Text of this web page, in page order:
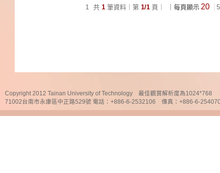
1 共 1 筆資料｜第 1/1 頁｜ ｜每頁顯示 20
Copyright 2012 Tainan University of Technology 最佳觀賞解析度為1024*768
71002台南市永康區中正路529號 電話：+886-6-2532106 傳真：+886-6-